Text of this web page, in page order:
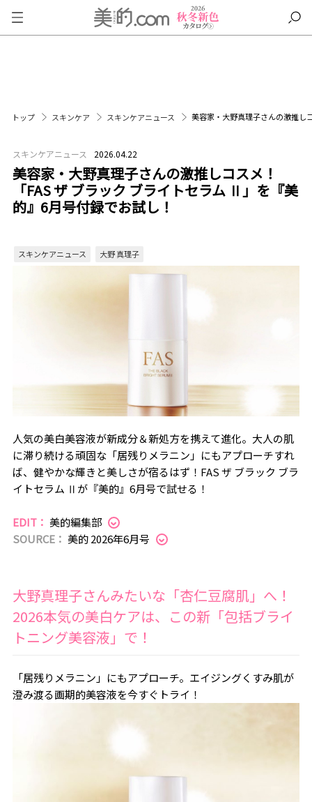
トップ スキンケア スキンケアニュース 美容家・大野真理子さんの激推し
スキンケアニュース 2026.04.22
美容家・大野真理子さんの激推しコスメ！
「FAS ザ ブラック ブライトセラム Ⅱ」を『美
的』6月号付録でお試し！
スキンケアニュース 大野 真理子
人気の美白美容液が新成分＆新処方を携えて進化。大人の肌
に滞り続ける頑固な「居残りメラニン」にもアプローチすれ
ば、健やかな輝きと美しさが宿るはず！FAS ザ ブラック ブラ
イトセラム Ⅱが『美的』6月号で試せる！
EDIT： 美的編集部
SOURCE： 美的 2026年6月号
大野真理子さんみたいな「杏仁豆腐肌」へ！
2026本気の美白ケアは、この新「包括ブライ
トニング美容液」で！
「居残りメラニン」にもアプローチ。エイジングくすみ肌が
澄み渡る画期的美容液を今すぐトライ！